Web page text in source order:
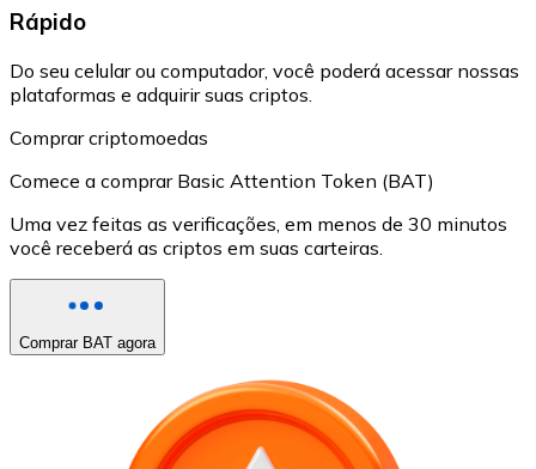
Rápido
Do seu celular ou computador, você poderá acessar nossas
plataformas e adquirir suas criptos.
Comprar criptomoedas
Comece a comprar Basic Attention Token (BAT)
Uma vez feitas as verificações, em menos de 30 minutos
você receberá as criptos em suas carteiras.
Comprar BAT agora